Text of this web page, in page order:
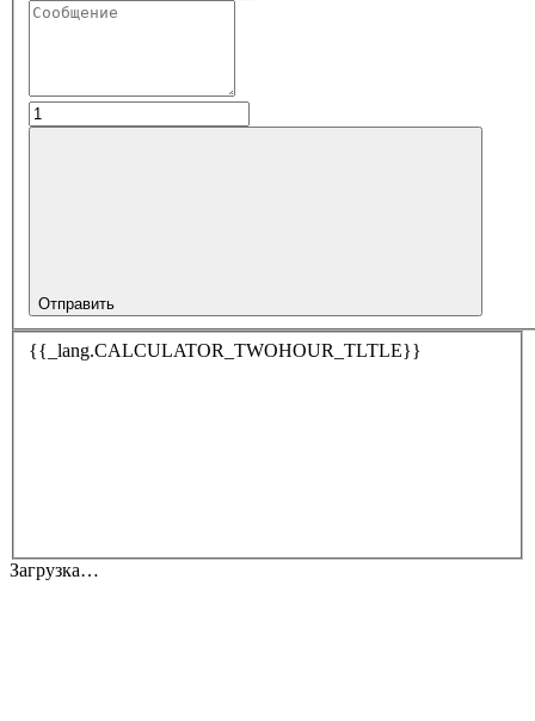
Отправить
{{_lang.CALCULATOR_TWOHOUR_TLTLE}}
Загрузка…